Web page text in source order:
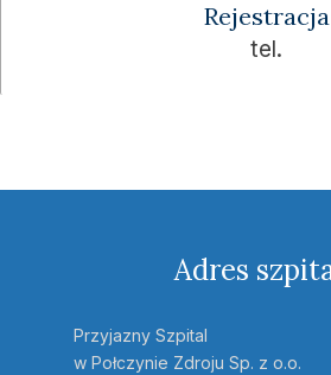
Rejestracja
tel.
Adres
Przyjazny Szpital
w Połczynie Zdroju Sp. z o.o.